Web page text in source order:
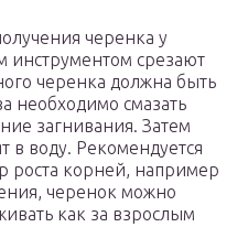
черенка у
инструментом срезают
черенка должна быть
необходимо смазать
загнивания. Затем
в воду. Рекомендуется
роста корней, например
черенок можно
как за взрослым